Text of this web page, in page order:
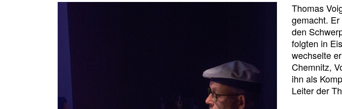
Thomas
gemacht.
den
folgten in
wechselte
Chemnitz,
ihn als
Leiter der